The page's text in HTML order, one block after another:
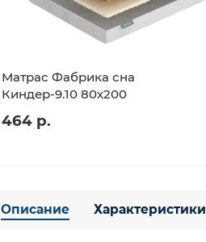
Матрас Фабрика сна
Киндер-9.10 80х200
464 р.
Описание Характеристики